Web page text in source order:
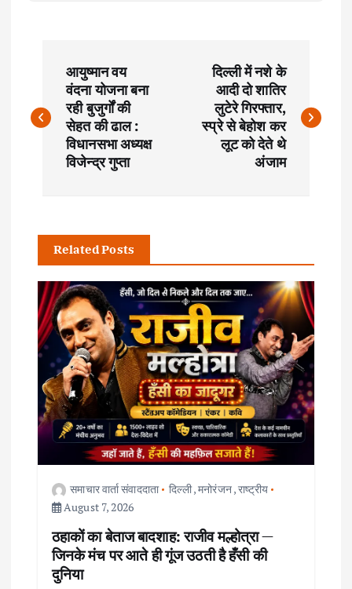
o
s
v
g
a
t
आयुष्मान वय
वंदना योजना बना
रही बुजुर्गों की
सेहत की ढाल :
विधानसभा अध्यक्ष
विजेन्द्र गुप्ता
दिल्ली में नशे के
आदी दो शातिर
लुटेरे गिरफ्तार,
स्प्रे से बेहोश कर
लूट को देते थे
अंजाम
Related Posts
समाचार वार्ता संवाददाता दिल्ली,मनोरंजन,राष्ट्रीय
August 7, 2026
ठहाकों का बेताज बादशाह: राजीव मल्होत्रा —
जिनके मंच पर आते ही गूंज उठती है हँसी की
दुनिया